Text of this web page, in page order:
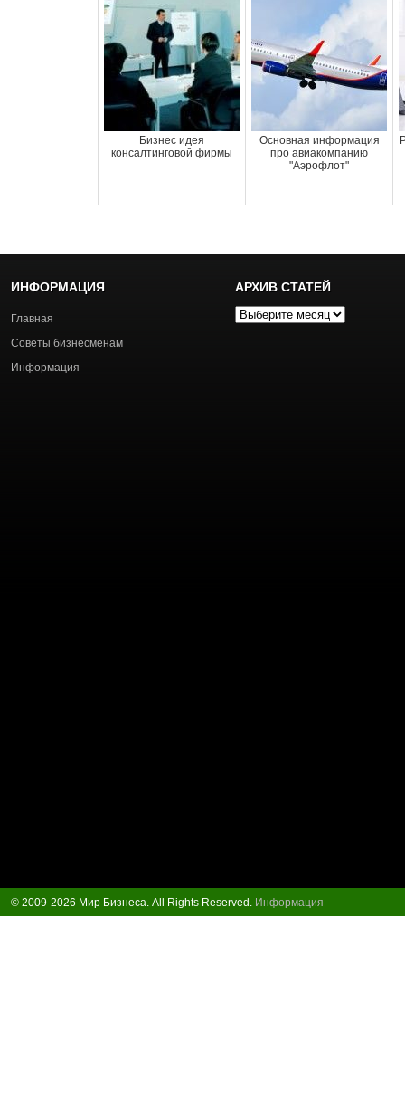
Бизнес идея
консалтинговой фирмы
Основная информация
про авиакомпанию
"Аэрофлот"
ИНФОРМАЦИЯ
Главная
Советы бизнесменам
Информация
АРХИВ СТАТЕЙ
Архив
© 2009-2026 Мир Бизнеса. All Rights Reserved. Информация